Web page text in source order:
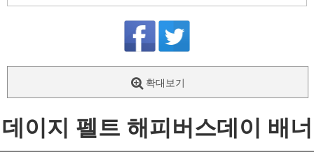
확대보기
데이지 펠트 해피버스데이 배너